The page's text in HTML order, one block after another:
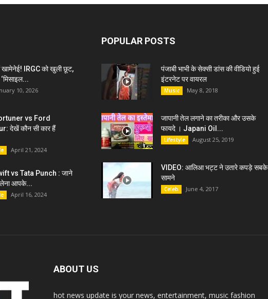
IRGC को खुली छूट,
10, 2026
vs Ford
देखें कौन सी कार हैं
April 21, 2024
vs Tata Punch : जाने
लेना आपके...
April 16, 2024
POPULAR POSTS
पंजाबी भाभी के सेक्सी डांस की वीडियो हुई
इंटरनेट पर वायरल
Music May 8, 2018
जापानी तेल लगाने का तरीका और उसके
फायदे । Japani Oil...
Lifestyle August 25, 2019
VIDEO: आलिआ भट्ट ने उतारे कपड़े सबके
सामने
Celeb June 4, 2017
ABOUT US
hot news update is your news, entertainment, music fashion